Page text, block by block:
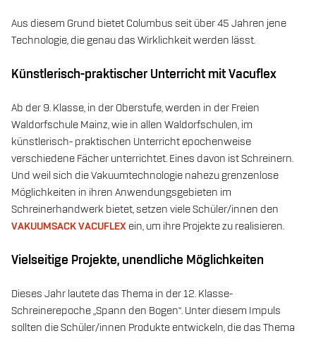
Aus diesem Grund bietet Columbus seit über 45 Jahren jene
Technologie, die genau das Wirklichkeit werden lässt.
Künstlerisch-praktischer Unterricht mit Vacuflex
Ab der 9. Klasse, in der Oberstufe, werden in der Freien
Waldorfschule Mainz, wie in allen Waldorfschulen, im
künstlerisch- praktischen Unterricht epochenweise
verschiedene Fächer unterrichtet. Eines davon ist Schreinern.
Und weil sich die Vakuumtechnologie nahezu grenzenlose
Möglichkeiten in ihren Anwendungsgebieten im
Schreinerhandwerk bietet, setzen viele Schüler/innen den
VAKUUMSACK VACUFLEX ein, um ihre Projekte zu realisieren.
Vielseitige Projekte, unendliche Möglichkeiten
Dieses Jahr lautete das Thema in der 12. Klasse-
Schreinerepoche „Spann den Bogen“. Unter diesem Impuls
sollten die Schüler/innen Produkte entwickeln, die das Thema